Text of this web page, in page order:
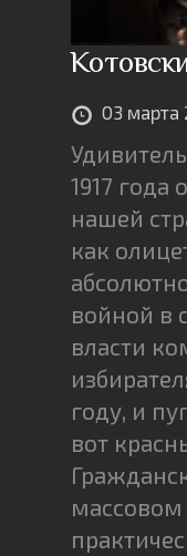
03 марта
1917
нашей
как
войной в
власти
году, и
вот
массовом